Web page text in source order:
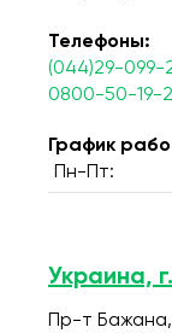
Телефоны:
(044)29-099-
0800-50-19-
График
Пн-Пт:
Украина,
Пр-т Бажана,